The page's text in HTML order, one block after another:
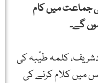
جماعت میں کام
گے۔
کلمہ طیّبہ کی
میں کلام کرنے کی